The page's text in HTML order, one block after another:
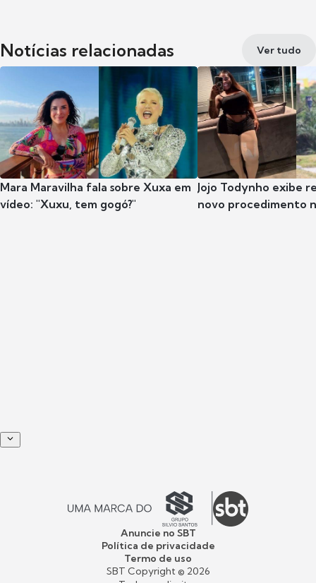
Notícias relacionadas Ver tudo
Mara Maravilha fala sobre Xuxa em
vídeo: "Xuxu, tem gogó?"
Jojo Todynho exibe
novo procedimento
Anuncie no SBT
Política de privacidade
Termo de uso
SBT Copyright © 2026